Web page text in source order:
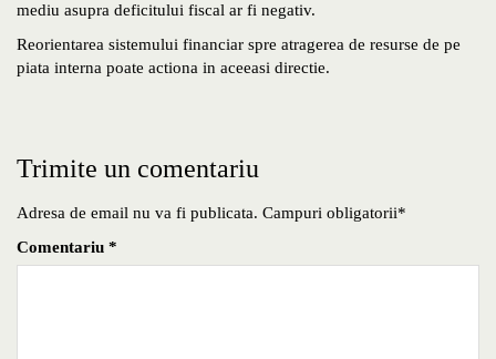
mediu asupra deficitului fiscal ar fi negativ.
Reorientarea sistemului financiar spre atragerea de resurse de pe
piata interna poate actiona in aceeasi directie.
Trimite un comentariu
Adresa de email nu va fi publicata. Campuri obligatorii*
Comentariu *